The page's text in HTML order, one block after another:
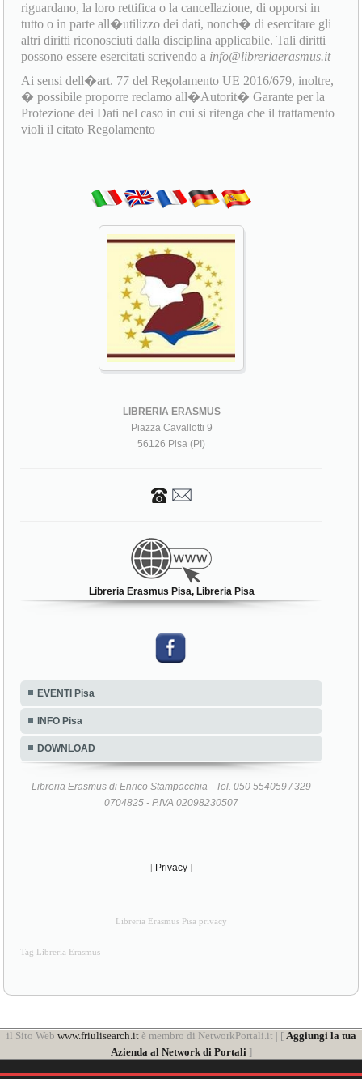
riguardano, la loro rettifica o la cancellazione, di opporsi in
tutto o in parte all�utilizzo dei dati, nonch� di esercitare gli
altri diritti riconosciuti dalla disciplina applicabile. Tali diritti
possono essere esercitati scrivendo a info@libreriaerasmus.it
Ai sensi dell�art. 77 del Regolamento UE 2016/679, inoltre,
� possibile proporre reclamo all�Autorit� Garante per la
Protezione dei Dati nel caso in cui si ritenga che il trattamento
violi il citato Regolamento
LIBRERIA ERASMUS
Piazza Cavallotti 9
56126 Pisa (PI)
Libreria Erasmus Pisa, Libreria Pisa
EVENTI Pisa
INFO Pisa
DOWNLOAD
Libreria Erasmus di Enrico Stampacchia - Tel. 050 554059 / 329
0704825 - P.IVA 02098230507
[ Privacy ]
Libreria Erasmus Pisa privacy
Tag Libreria Erasmus
il Sito Web www.friulisearch.itè membro di NetworkPortali.it | [ Aggiungi la tua
Azienda al Network di Portali]